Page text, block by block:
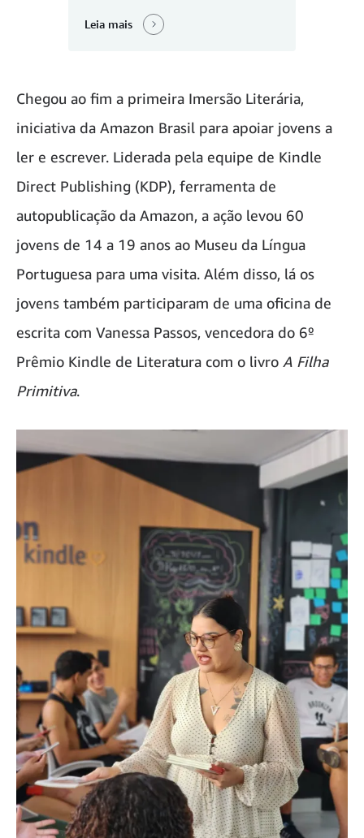
Leia mais
Chegou ao fim a primeira Imersão Literária,
iniciativa da Amazon Brasil para apoiar jovens a
ler e escrever. Liderada pela equipe de Kindle
Direct Publishing (KDP), ferramenta de
autopublicação da Amazon, a ação levou 60
jovens de 14 a 19 anos ao Museu da Língua
Portuguesa para uma visita. Além disso, lá os
jovens também participaram de uma oficina de
escrita com Vanessa Passos, vencedora do 6º
Prêmio Kindle de Literatura com o livro A Filha
Primitiva.